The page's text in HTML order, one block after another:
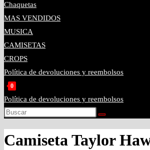
Chaquetas
MAS VENDIDOS
MUSICA
CAMISETAS
CROPS
Política de devoluciones y reembolsos
0
Política de devoluciones y reembolsos
Camiseta Taylor